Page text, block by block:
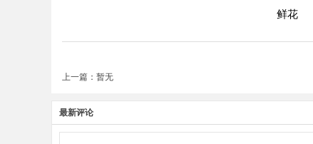
鲜花
上一篇：暂无
最新评论